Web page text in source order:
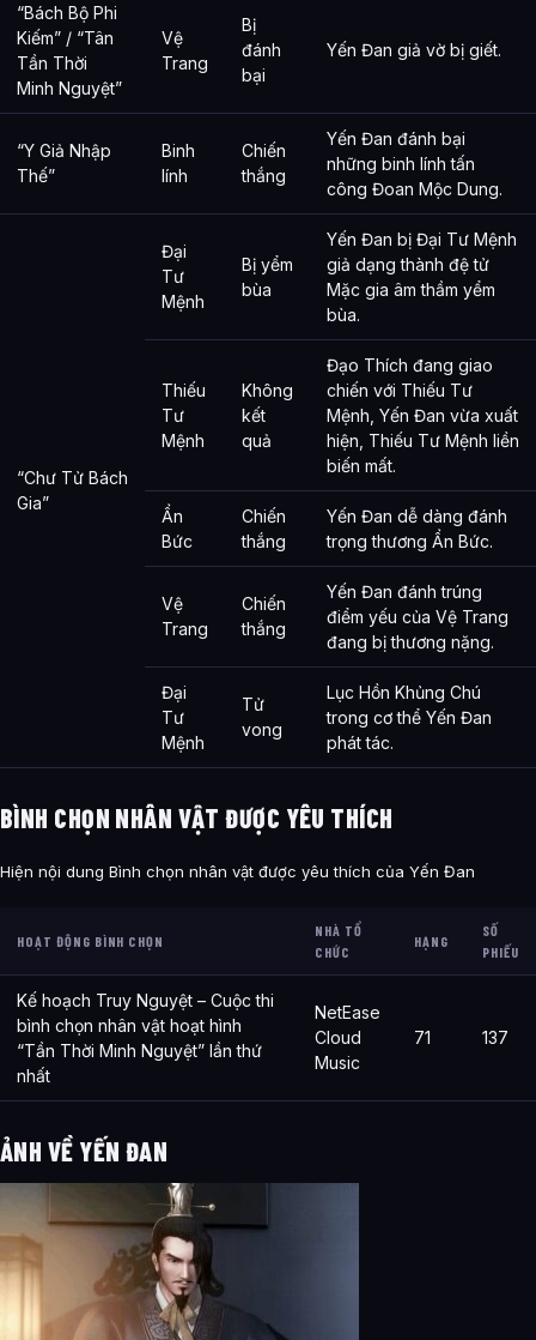
“Bách Bộ Phi
Kiếm” / “Tân
Tần Thời
Minh Nguyệt”
Vệ
Trang
Bị
đánh
bại
Yến Đan giả vờ bị giết.
“Y Giả Nhập
Thế”
Binh
lính
Chiến
thắng
Yến Đan đánh bại
những binh lính tấn
công Đoan Mộc Dung.
“Chư Tử Bách
Gia”
Đại
Tư
Mệnh
Bị yểm
bùa
Yến Đan bị Đại Tư Mệnh
giả dạng thành đệ tử
Mặc gia âm thầm yểm
bùa.
Thiếu
Tư
Mệnh
Không
kết
quả
Đạo Thích đang giao
chiến với Thiếu Tư
Mệnh, Yến Đan vừa xuất
hiện, Thiếu Tư Mệnh liền
biến mất.
Ẩn
Bức
Chiến
thắng
Yến Đan dễ dàng đánh
trọng thương Ẩn Bức.
Vệ
Trang
Chiến
thắng
Yến Đan đánh trúng
điểm yếu của Vệ Trang
đang bị thương nặng.
Đại
Tư
Mệnh
Tử
vong
Lục Hồn Khủng Chú
trong cơ thể Yến Đan
phát tác.
BÌNH CHỌN NHÂN VẬT ĐƯỢC YÊU THÍCH
Hiện nội dung Bình chọn nhân vật được yêu thích của Yến Đan
HOẠT ĐỘNG BÌNH CHỌN
NHÀ TỔ
CHỨC
HẠNG
SỐ
PHIẾU
Kế hoạch Truy Nguyệt – Cuộc thi
bình chọn nhân vật hoạt hình
“Tần Thời Minh Nguyệt” lần thứ
nhất
NetEase
Cloud
Music
71 137
ẢNH VỀ YẾN ĐAN